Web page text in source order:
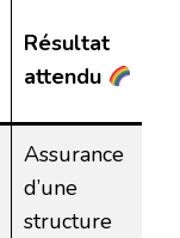
Résultat
attendu
Assurance
d’une
structure